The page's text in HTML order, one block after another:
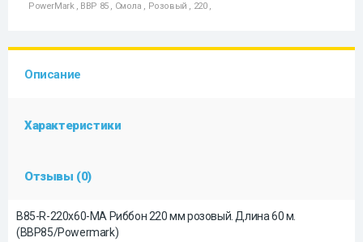
PowerMark , BBP 85 , Смола , Розовый , 220 ,
Описание
Характеристики
Отзывы (0)
B85-R-220x60-MA Риббон 220 мм розовый. Длина 60 м.
(BBP85/Powermark)